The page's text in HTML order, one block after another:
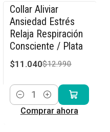
-15% OFF
Collar Aliviar
Ansiedad Estrés
Relaja Respiración
Consciente / Plata
$11.040$12.990
Cantidad
Comprar ahora